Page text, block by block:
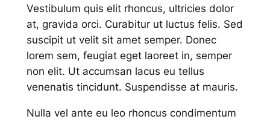
Vestibulum quis elit rhoncus, ultricies dolor
at, gravida orci. Curabitur ut luctus felis. Sed
suscipit ut velit sit amet semper. Donec
lorem sem, feugiat eget laoreet in, semper
non elit. Ut accumsan lacus eu tellus
venenatis tincidunt. Suspendisse at mauris.
Nulla vel ante eu leo rhoncus condimentum